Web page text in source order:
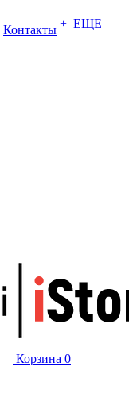
Контакты + ЕЩЕ
Корзина 0